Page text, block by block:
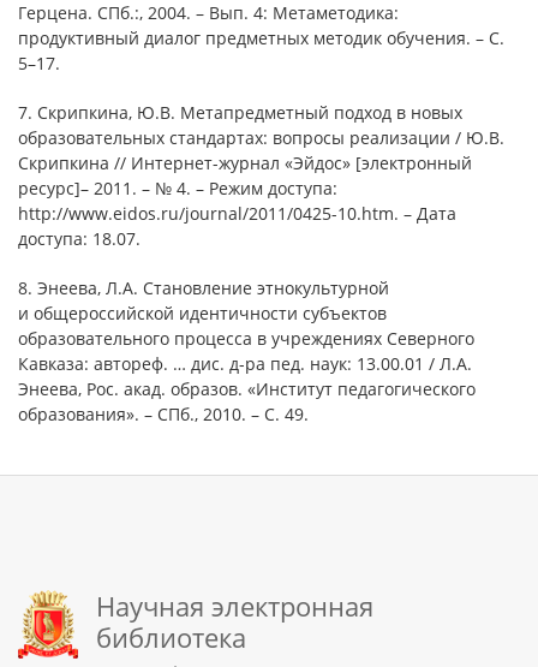
Герцена. СПб.:, 2004. – Вып. 4: Метаметодика:
продуктивный диалог предметных методик обучения. – С.
5–17.
7. Скрипкина, Ю.В. Метапредметный подход в новых
образовательных стандартах: вопросы реализации / Ю.В.
Скрипкина // Интернет-журнал «Эйдос» [электронный
ресурс]– 2011. – № 4. – Режим доступа:
http://www.eidos.ru/journal/2011/0425-10.htm. – Дата
доступа: 18.07.
8. Энеева, Л.А. Становление этнокультурной
и общероссийской идентичности субъектов
образовательного процесса в учреждениях Северного
Кавказа: автореф. … дис. д-ра пед. наук: 13.00.01 / Л.А.
Энеева, Рос. акад. образов. «Институт педагогического
образования». – СПб., 2010. – С. 49.
Научная электронная
библиотека